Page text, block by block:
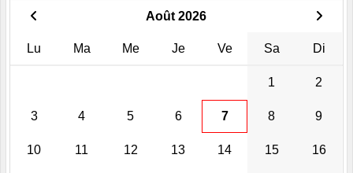
Août 2026
Lu Ma Me Je Ve Sa Di
1 2
3 4 5 6 7 8 9
10 11 12 13 14 15 16